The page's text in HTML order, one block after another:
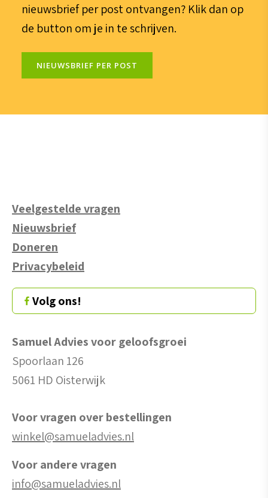
nieuwsbrief per post ontvangen? Klik dan op
de button om je in te schrijven.
NIEUWSBRIEF PER POST
Veelgestelde vragen
Nieuwsbrief
Doneren
Privacybeleid
Volg ons!
Samuel Advies voor geloofsgroei
Spoorlaan 126
5061 HD Oisterwijk
Voor vragen over bestellingen
winkel@samueladvies.nl
Voor andere vragen
info@samueladvies.nl